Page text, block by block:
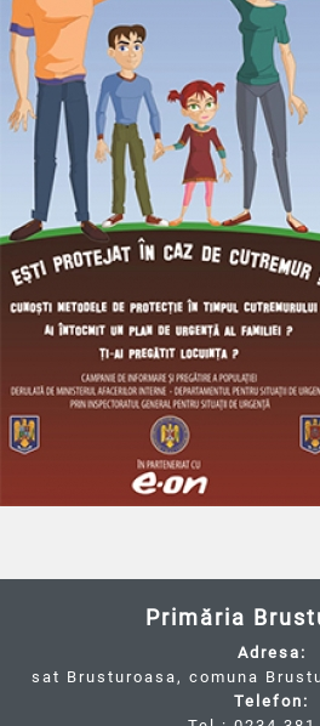
Primăria
Adresa:
sat Brusturoasa, comuna
Telefon: